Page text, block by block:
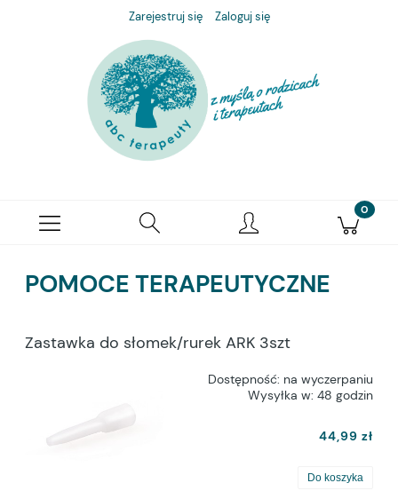
Zarejestruj się Zaloguj się
POMOCE TERAPEUTYCZNE
Zastawka do słomek/rurek ARK 3szt
Dostępność: na wyczerpaniu
Wysyłka w: 48 godzin
44,99 zł
Do koszyka